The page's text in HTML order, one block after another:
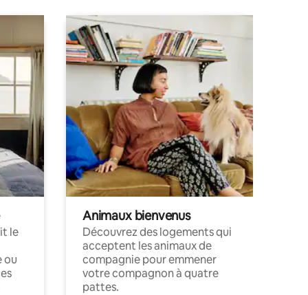
le
ou
Animaux bienvenus
Découvrez des logements qui
acceptent les animaux de
compagnie pour emmener
votre compagnon à quatre
pattes.